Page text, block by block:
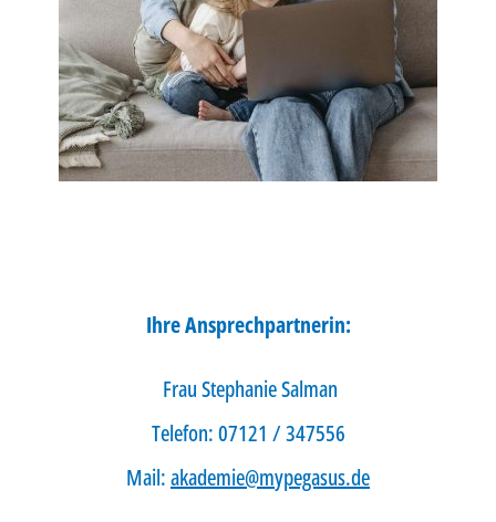
Ihre Ansprechpartnerin:
Frau Stephanie Salman
Telefon: 07121 / 347556
Mail:akademie@mypegasus.de